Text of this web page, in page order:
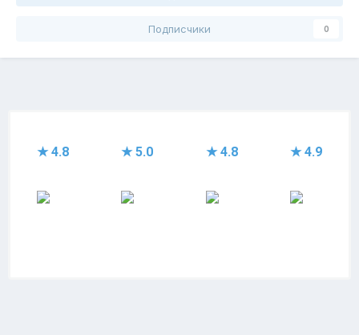
Подписчики 0
★ 4.8 ★ 5.0 ★ 4.8 ★ 4.9